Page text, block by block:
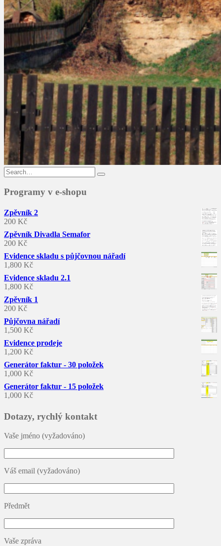
Search
for:
Programy v e-shopu
Zpěvník 2
200 Kč
Zpěvník Divadla Semafor
200 Kč
Evidence skladu s půjčovnou nářadí
1,800 Kč
Evidence skladu 2.1
1,800 Kč
Zpěvník 1
200 Kč
Půjčovna nářadí
1,500 Kč
Evidence prodeje
1,200 Kč
Generátor faktur - 30 položek
1,000 Kč
Generátor faktur - 15 položek
1,000 Kč
Dotazy, rychlý kontakt
Vaše jméno (vyžadováno)
Váš email (vyžadováno)
Předmět
Vaše zpráva